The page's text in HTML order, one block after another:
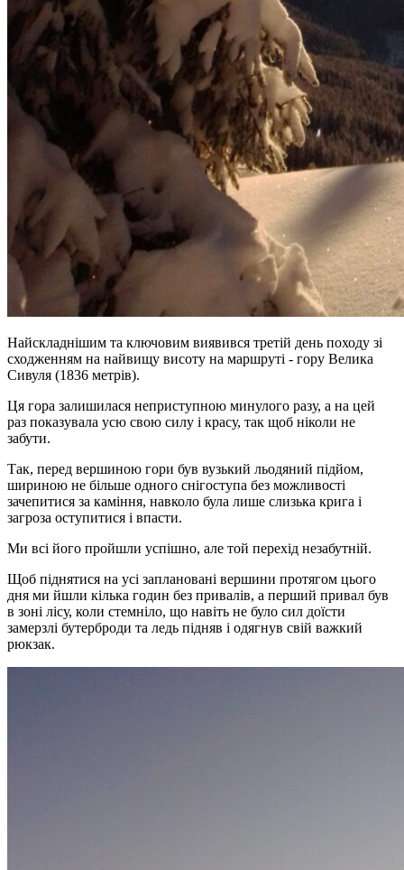
Найскладнішим та ключовим виявився третій день походу зі
сходженням на найвищу висоту на маршруті - гору Велика
Сивуля (1836 метрів).
Ця гора залишилася неприступною минулого разу, а на цей
раз показувала усю свою силу і красу, так щоб ніколи не
забути.
Так, перед вершиною гори був вузький льодяний підйом,
шириною не більше одного снігоступа без можливості
зачепитися за каміння, навколо була лише слизька крига і
загроза оступитися і впасти.
Ми всі його пройшли успішно, але той перехід незабутній.
Щоб піднятися на усі заплановані вершини протягом цього
дня ми йшли кілька годин без привалів, а перший привал був
в зоні лісу, коли стемніло, що навіть не було сил доїсти
замерзлі бутерброди та ледь підняв і одягнув свій важкий
рюкзак.